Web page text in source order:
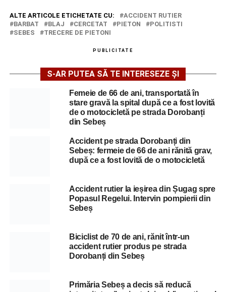
ALTE ARTICOLE ETICHETATE CU:
ACCIDENT RUTIER
BARBAT
BLAJ CERCETAT PIETON
POLITISTI
SEBES
TRECERE DE PIETONI
PUBLICITATE
S-AR PUTEA SĂ TE INTERESEZE ȘI
Femeie de 66 de ani, transportată în
stare gravă la spital după ce a fost lovită
de o motocicletă pe strada Dorobanți
din Sebeș
Accident pe strada Dorobanți din
Sebeș: fermeie de 66 de ani rănită grav,
după ce a fost lovită de o motocicletă
Accident rutier la ieșirea din Șugag spre
Popasul Regelui. Intervin pompierii din
Sebeș
Biciclist de 70 de ani, rănit într-un
accident rutier produs pe strada
Dorobanți din Sebeș
Primăria Sebeș a decis să reducă